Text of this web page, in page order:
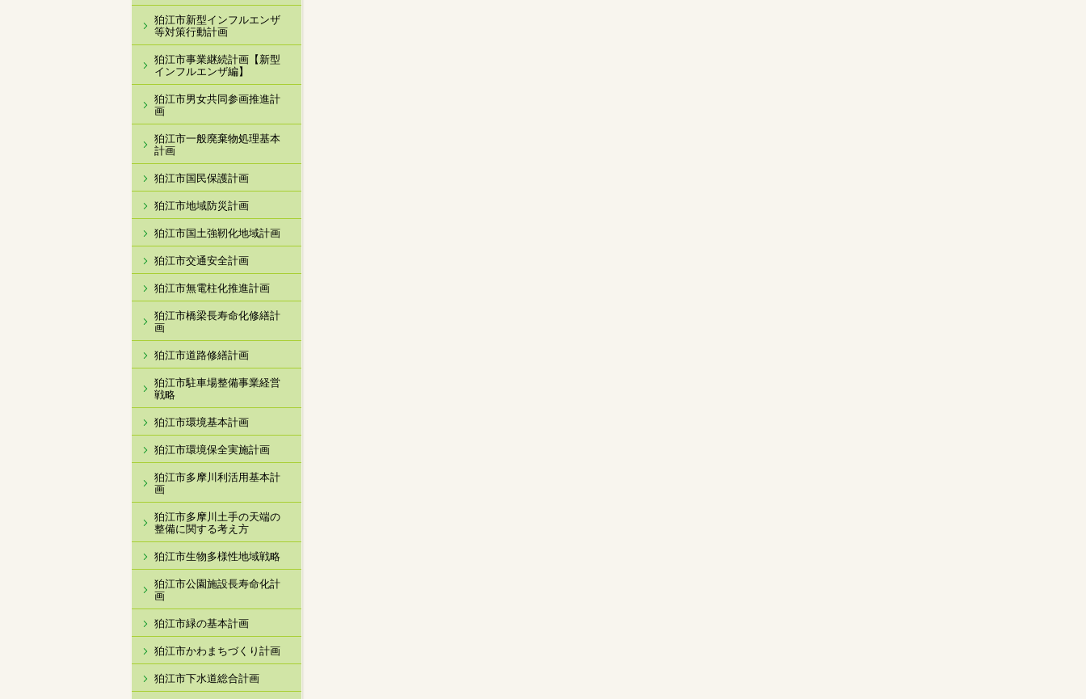
狛江市新型インフルエンザ
等対策行動計画
狛江市事業継続計画【新型
インフルエンザ編】
狛江市男女共同参画推進計
画
狛江市一般廃棄物処理基本
計画
狛江市国民保護計画
狛江市地域防災計画
狛江市国土強靭化地域計画
狛江市交通安全計画
狛江市無電柱化推進計画
狛江市橋梁長寿命化修繕計
画
狛江市道路修繕計画
狛江市駐車場整備事業経営
戦略
狛江市環境基本計画
狛江市環境保全実施計画
狛江市多摩川利活用基本計
画
狛江市多摩川土手の天端の
整備に関する考え方
狛江市生物多様性地域戦略
狛江市公園施設長寿命化計
画
狛江市緑の基本計画
狛江市かわまちづくり計画
狛江市下水道総合計画